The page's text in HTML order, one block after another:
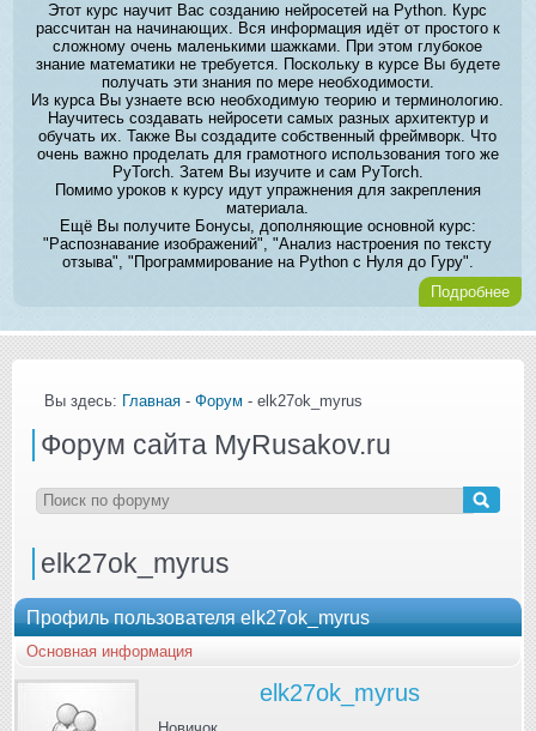
Этот курс научит Вас созданию нейросетей на Python. Курс
рассчитан на начинающих. Вся информация идёт от простого к
сложному очень маленькими шажками. При этом глубокое
знание математики не требуется. Поскольку в курсе Вы будете
получать эти знания по мере необходимости.
Из курса Вы узнаете всю необходимую теорию и терминологию.
Научитесь создавать нейросети самых разных архитектур и
обучать их. Также Вы создадите собственный фреймворк. Что
очень важно проделать для грамотного использования того же
PyTorch. Затем Вы изучите и сам PyTorch.
Помимо уроков к курсу идут упражнения для закрепления
материала.
Ещё Вы получите Бонусы, дополняющие основной курс:
"Распознавание изображений", "Анализ настроения по тексту
отзыва", "Программирование на Python с Нуля до Гуру".
Подробнее
Вы здесь: Главная - Форум - elk27ok_myrus
Форум сайта MyRusakov.ru
elk27ok_myrus
Профиль пользователя elk27ok_myrus
Основная информация
elk27ok_myrus